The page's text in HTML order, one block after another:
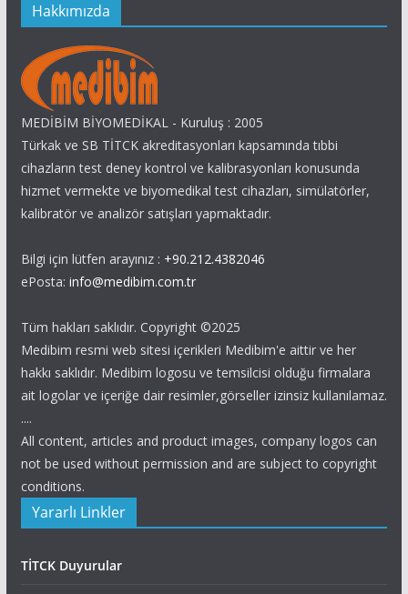
Hakkımızda
MEDİBİM BİYOMEDİKAL - Kuruluş : 2005
Türkak ve SB TİTCK akreditasyonları kapsamında tıbbi
cihazların test deney kontrol ve kalibrasyonları konusunda
hizmet vermekte ve biyomedikal test cihazları, simülatörler,
kalibratör ve analizör satışları yapmaktadır.
Bilgi için lütfen arayınız : +90.212.4382046
ePosta: info@medibim.com.tr
Tüm hakları saklıdır. Copyright ©2025
Medibim resmi web sitesi içerikleri Medibim'e aittir ve her
hakkı saklıdır. Medibim logosu ve temsilcisi olduğu firmalara
ait logolar ve içeriğe dair resimler,görseller izinsiz kullanılamaz.
....
All content, articles and product images, company logos can
not be used without permission and are subject to copyright
conditions.
Yararlı Linkler
TİTCK Duyurular